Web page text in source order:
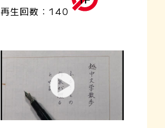
再生回数：140